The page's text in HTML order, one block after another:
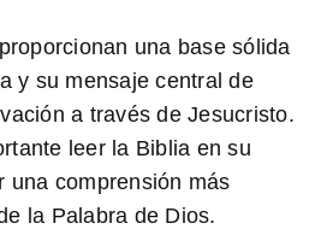
una base sólida
y su mensaje central de
a través de Jesucristo.
leer la Biblia en su
una comprensión más
la Palabra de Dios.